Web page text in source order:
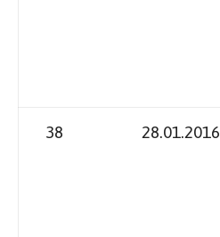
38 28.01.2016